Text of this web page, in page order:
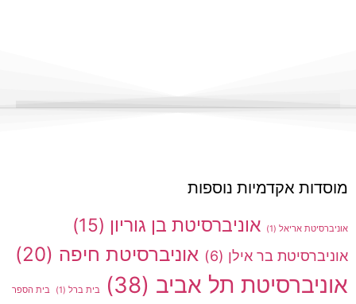
מוסדות אקדמיות נוספות
אוניברסיטת אריאל (1) אוניברסיטת בן גוריון (15)
אוניברסיטת בר אילן (6) אוניברסיטת חיפה (20)
אוניברסיטת תל אביב (38) בית ברל (1) בית הספר